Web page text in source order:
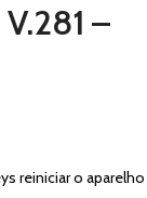
–
reiniciar o aparelho